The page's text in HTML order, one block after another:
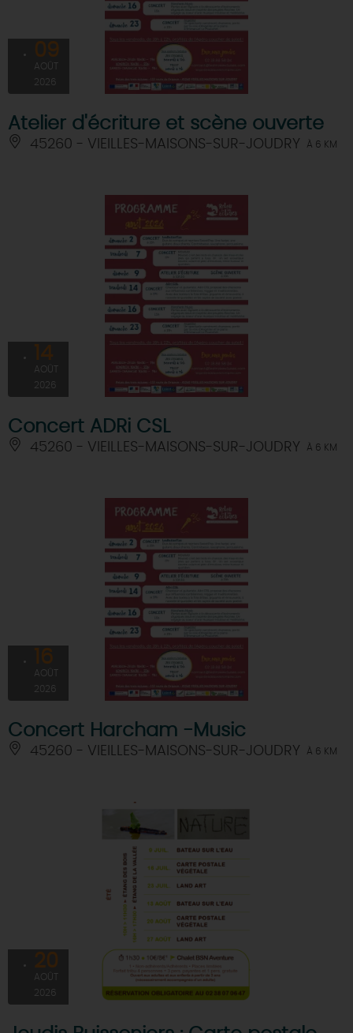
09
AOÛT
2026
Atelier d'écriture et scène ouverte
45260 - VIEILLES-MAISONS-SUR-JOUDRY À 6 KM
14
AOÛT
2026
Concert ADRi CSL
45260 - VIEILLES-MAISONS-SUR-JOUDRY À 6 KM
16
AOÛT
2026
Concert Harcham -Music
45260 - VIEILLES-MAISONS-SUR-JOUDRY À 6 KM
20
AOÛT
2026